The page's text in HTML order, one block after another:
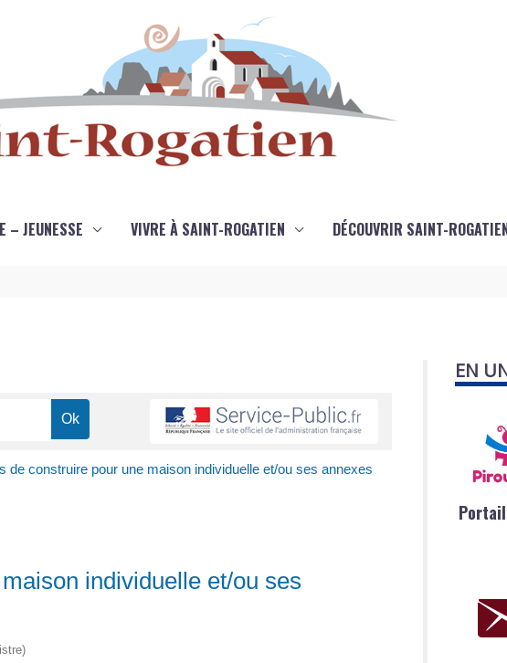
– JEUNESSE VIVRE À SAINT-ROGATIEN DÉCOUVRIR SAINT-
de construire pour une maison individuelle et/ou ses annexes
individuelle et/ou ses
EN